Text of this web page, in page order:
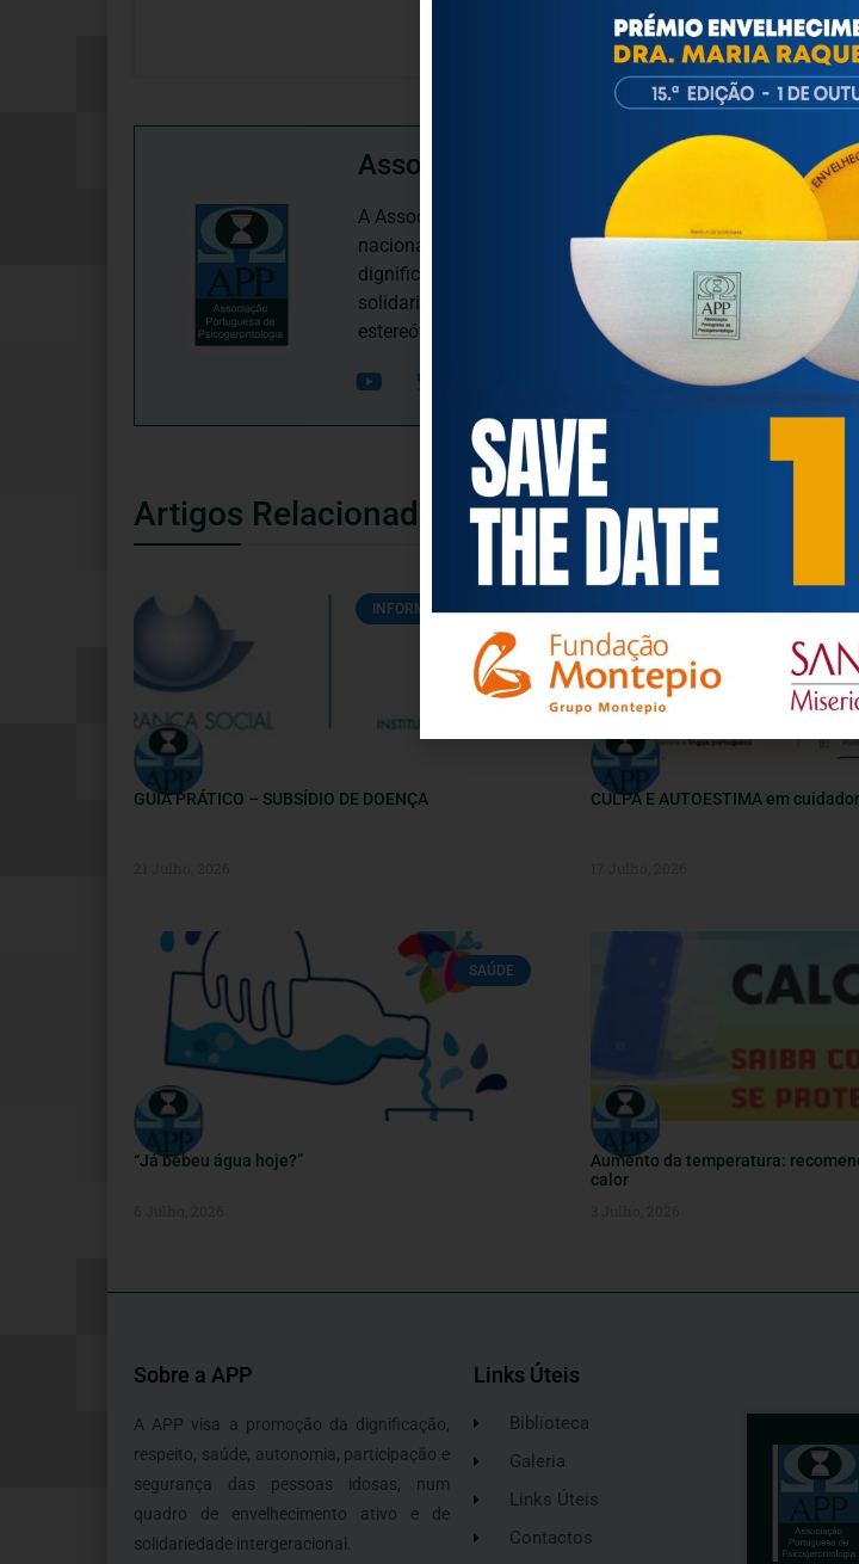
Associação Portuguesa de
A Associação Portuguesa de Psicogerontologia-APP,
nacional, dedica-se às questões biopsicológicas e sociais
dignificação, respeito, saúde, autonomia, participação e
solidariedade intergeracional, e de uma sociedade mais
estereótipos negativos relativamente à idade e ao
Artigos Relacionados
INFORMAÇÕES ÚTEIS
GUIA PRÁTICO – SUBSÍDIO DE DOENÇA
ARTIGOS /
CULPA E AUTOESTIMA em
SAÚDE
“Já bebeu água hoje?”
Aumento da temperatura:
calor
Sobre a APP
A APP visa a promoção da dignificação,
respeito, saúde, autonomia, participação e
segurança das pessoas idosas, num
quadro de envelhecimento ativo e de
solidariedade intergeracional.
Links Úteis
Biblioteca
Galeria
Links Úteis
Contactos